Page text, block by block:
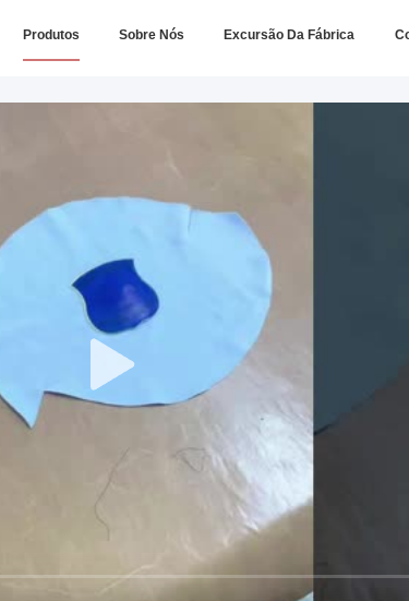
Produtos Sobre Nós Excursão Da Fábrica